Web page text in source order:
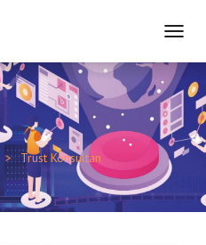
Trust Konsultan